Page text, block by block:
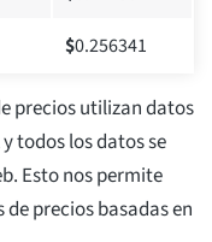
$0.256341
precios utilizan datos
todos los datos se
Esto nos permite
precios basadas en